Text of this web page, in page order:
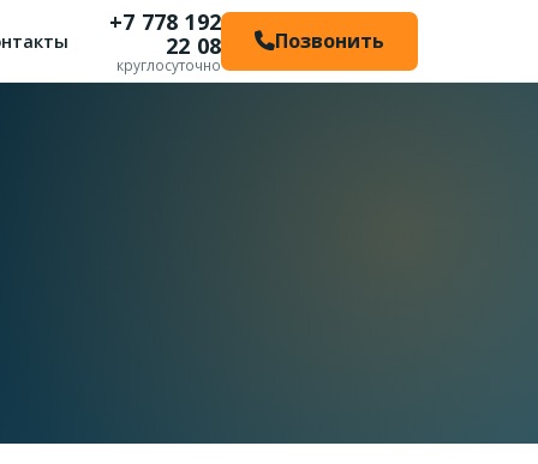
+7 778 192
22 08
круглосуточно
Позвонить